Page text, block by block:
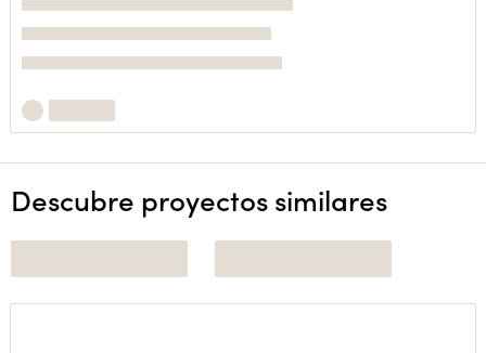
Descubre proyectos similares